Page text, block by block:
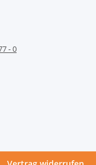
- 0